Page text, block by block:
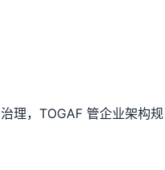
理，TOGAF 管企业架构规